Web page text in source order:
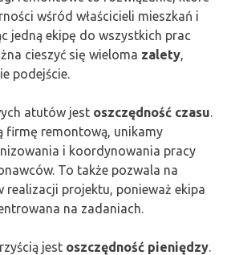
wśród właścicieli mieszkań i
jedną ekipę do wszystkich prac
cieszyć się wieloma zalety,
podejście.
atutów jest oszczędność czasu.
firmę remontową, unikamy
i koordynowania pracy
To także pozwala na
realizacji projektu, ponieważ ekipa
na zadaniach.
jest oszczędność pieniędzy.